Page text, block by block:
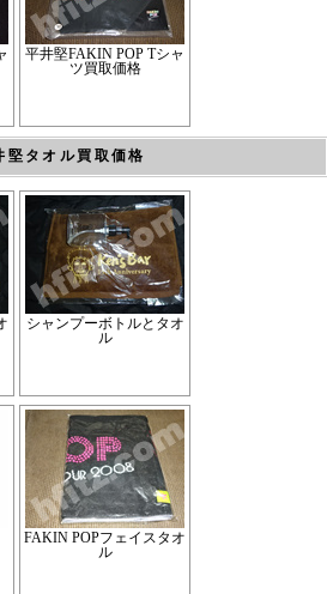
平井堅FAKIN POP Tシャ
ツ買取価格
堅タオル買取価格
シャンプーボトルとタオ
ル
FAKIN POPフェイスタオ
ル